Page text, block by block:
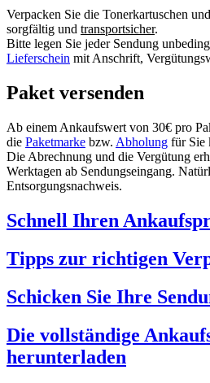
Verpacken Sie die Tonerkartuschen
sorgfältig und transportsicher.
Bitte legen Sie jeder Sendung
Lieferschein mit Anschrift,
Paket versenden
Ab einem Ankaufswert von 30€ pro
die Paketmarke bzw. Abholung für Sie
Die Abrechnung und die Vergütung
Werktagen ab Sendungseingang.
Entsorgungsnachweis.
Schnell Ihren
Tipps zur richtigen
Schicken Sie Ihre
Die vollständige
herunterladen